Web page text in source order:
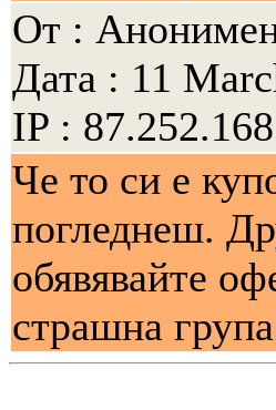
От :
Дата : 11
IP :
Че то си е
погледнеш.
обявявайте
страшна